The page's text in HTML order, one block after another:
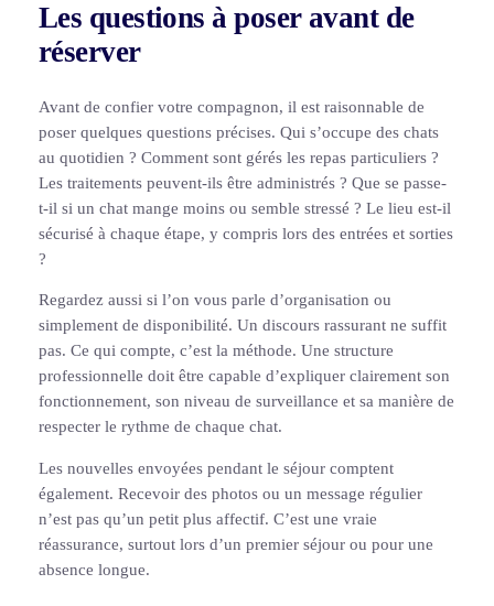
Les questions à poser avant de
réserver
Avant de confier votre compagnon, il est raisonnable de
poser quelques questions précises. Qui s’occupe des chats
au quotidien ? Comment sont gérés les repas particuliers ?
Les traitements peuvent-ils être administrés ? Que se passe-
t-il si un chat mange moins ou semble stressé ? Le lieu est-il
sécurisé à chaque étape, y compris lors des entrées et sorties
?
Regardez aussi si l’on vous parle d’organisation ou
simplement de disponibilité. Un discours rassurant ne suffit
pas. Ce qui compte, c’est la méthode. Une structure
professionnelle doit être capable d’expliquer clairement son
fonctionnement, son niveau de surveillance et sa manière de
respecter le rythme de chaque chat.
Les nouvelles envoyées pendant le séjour comptent
également. Recevoir des photos ou un message régulier
n’est pas qu’un petit plus affectif. C’est une vraie
réassurance, surtout lors d’un premier séjour ou pour une
absence longue.